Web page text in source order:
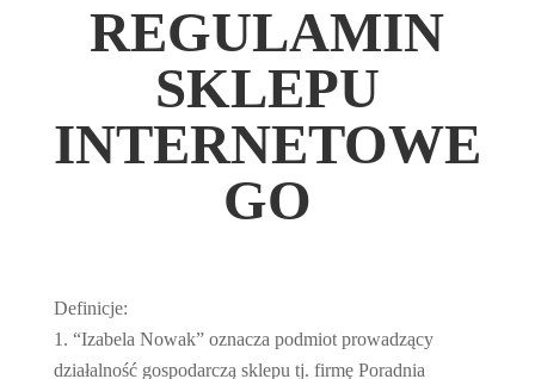
REGULAMIN
SKLEPU
INTERNETOWE
GO
Definicje:
“Izabela Nowak” oznacza podmiot prowadzący
działalność gospodarczą sklepu tj. firmę Poradnia